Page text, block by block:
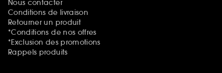
Nous contacter
Conditions de livraison
Retourner un produit
*Conditions de nos offres
*Exclusion des promotions
Rappels produits